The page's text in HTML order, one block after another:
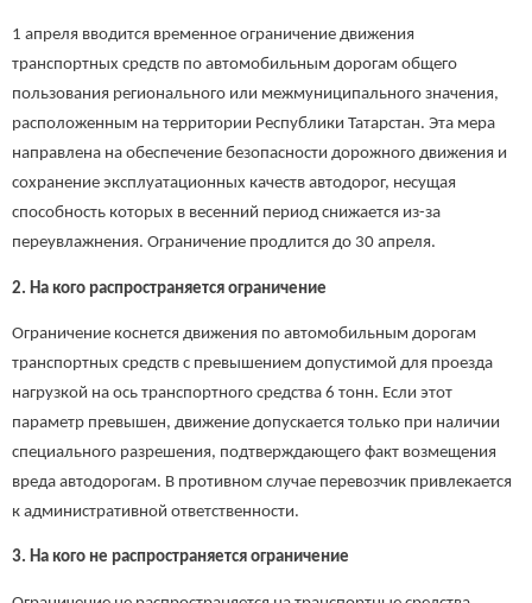
1 апреля вводится временное ограничение движения
транспортных средств по автомобильным дорогам общего
пользования регионального или межмуниципального значения,
расположенным на территории Республики Татарстан. Эта мера
направлена на обеспечение безопасности дорожного движения и
сохранение эксплуатационных качеств автодорог, несущая
способность которых в весенний период снижается из-за
переувлажнения. Ограничение продлится до 30 апреля.
2. На кого распространяется ограничение
Ограничение коснется движения по автомобильным дорогам
транспортных средств с превышением допустимой для проезда
нагрузкой на ось транспортного средства 6 тонн. Если этот
параметр превышен, движение допускается только при наличии
специального разрешения, подтверждающего факт возмещения
вреда автодорогам. В противном случае перевозчик привлекается
к административной ответственности.
3. На кого не распространяется ограничение